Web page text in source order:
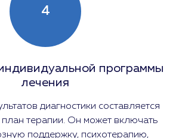
4
программы
лечения
диагностики составляется
терапии. Он может включать
поддержку, психотерапию,